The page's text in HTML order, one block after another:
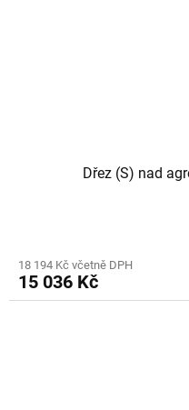
Dřez (S) nad
18 194 Kč včetně DPH
15 036 Kč